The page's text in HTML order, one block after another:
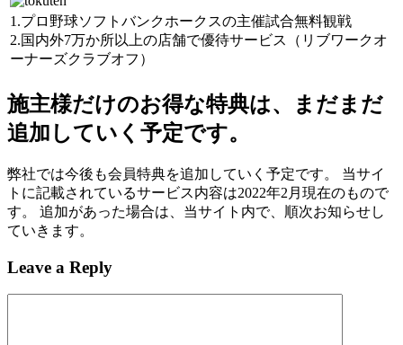
1.プロ野球ソフトバンクホークスの主催試合無料観戦
2.国内外7万か所以上の店舗で優待サービス（リブワークオ
ーナーズクラブオフ）
施主様だけのお得な特典は、まだまだ
追加していく予定です。
弊社では今後も会員特典を追加していく予定です。 当サイ
トに記載されているサービス内容は2022年2月現在のもので
す。 追加があった場合は、当サイト内で、順次お知らせし
ていきます。
Leave a Reply